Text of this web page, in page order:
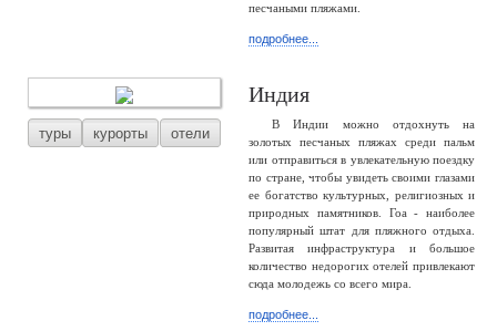
песчаными пляжами.
подробнее...
туры курорты отели
Индия
В Индии можно отдохнуть на
золотых песчаных пляжах среди пальм
или отправиться в увлекательную поездку
по стране, чтобы увидеть своими глазами
ее богатство культурных, религиозных и
природных памятников. Гоа - наиболее
популярный штат для пляжного отдыха.
Развитая инфраструктура и большое
количество недорогих отелей привлекают
сюда молодежь со всего мира.
подробнее...